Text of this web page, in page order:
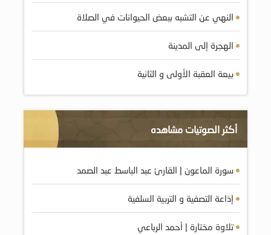
النهي عن التشبه ببعض الحيوانات في الصلاة
الهجرة إلى المدينة
بيعة العقبة الأولى و الثانية
أكثر الصوتيات مشاهده
سورة الماعون | القارئ عبد الباسط عبد الصمد
إذاعة التصفية و التربية السلفية
تلاوة مختارة | أحمد الرباعي